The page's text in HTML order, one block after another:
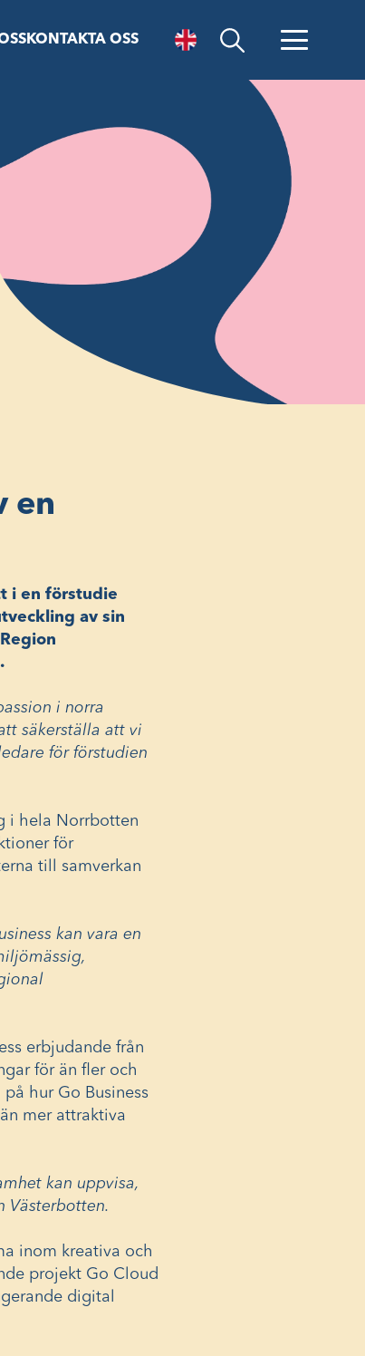
KONTAKTA OSS
Öppna sök
-
en
i en förstudie
av sin
i norra
säkerställa att vi
för förstudien
i hela Norrbotten
för
till samverkan
kan vara en
erbjudande från
för än fler och
hur Go Business
mer attraktiva
kan uppvisa,
Västerbotten.
inom kreativa och
projekt Go Cloud
digital